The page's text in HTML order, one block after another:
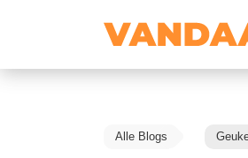
Alle Blogs